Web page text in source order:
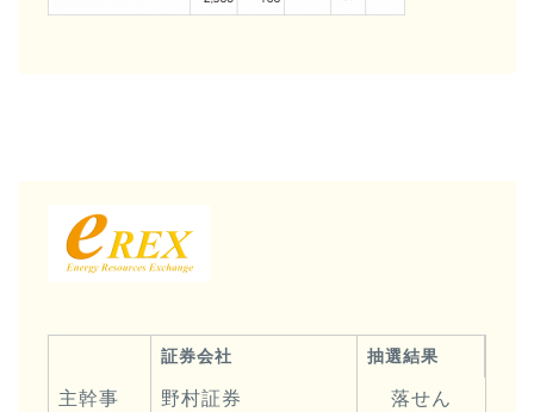
証券会社 抽選結果
主幹事 野村証券 落せん